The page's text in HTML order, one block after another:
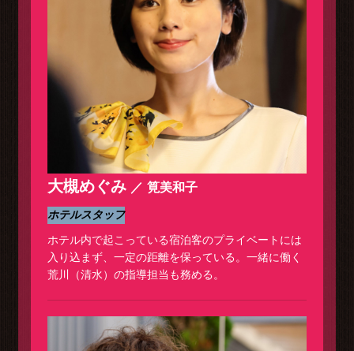
大槻めぐみ 筧美和子
ホテルスタッフ
ホテル内で起こっている宿泊客のプライベートには
入り込まず、一定の距離を保っている。一緒に働く
荒川（清水）の指導担当も務める。